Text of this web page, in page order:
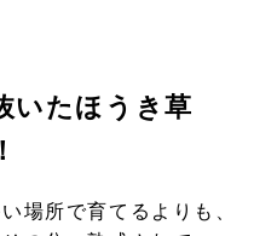
いたほうき草
場所で育てるよりも、